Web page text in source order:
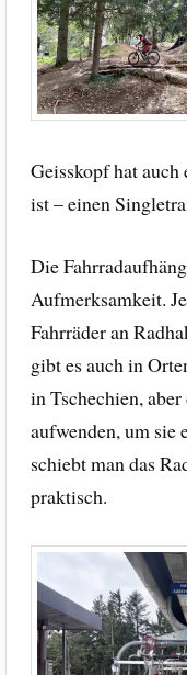
Geisskopf hat auch
ist – einen
Die
Aufmerksamkeit.
Fahrräder an
gibt es auch in
in Tschechien,
aufwenden, um sie
schiebt man das
praktisch.